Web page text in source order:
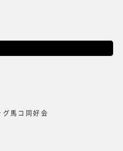
馬コ同好会